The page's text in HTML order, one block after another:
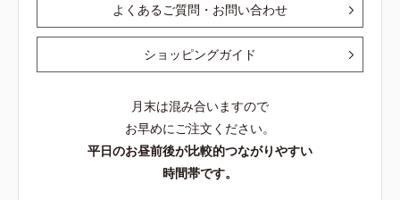
よくあるご質問・お問い合わせ
ショッピングガイド
月末は混み合いますので
お早めにご注文ください。
平日のお昼前後が比較的つながりやすい
時間帯です。